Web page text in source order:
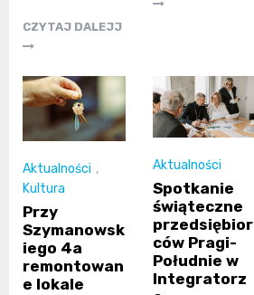
CZYTAJ DALEJJ
Aktualności ,
Kultura
Przy
Szymanowsk
iego 4a
remontowan
e lokale
Aktualności
Spotkanie
świąteczne
przedsiębior
ców Pragi-
Południe w
Integratorz